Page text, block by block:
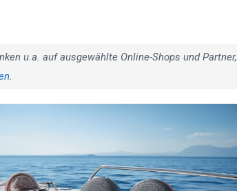
u.a. auf ausgewählte Online-Shops und Partner,
.